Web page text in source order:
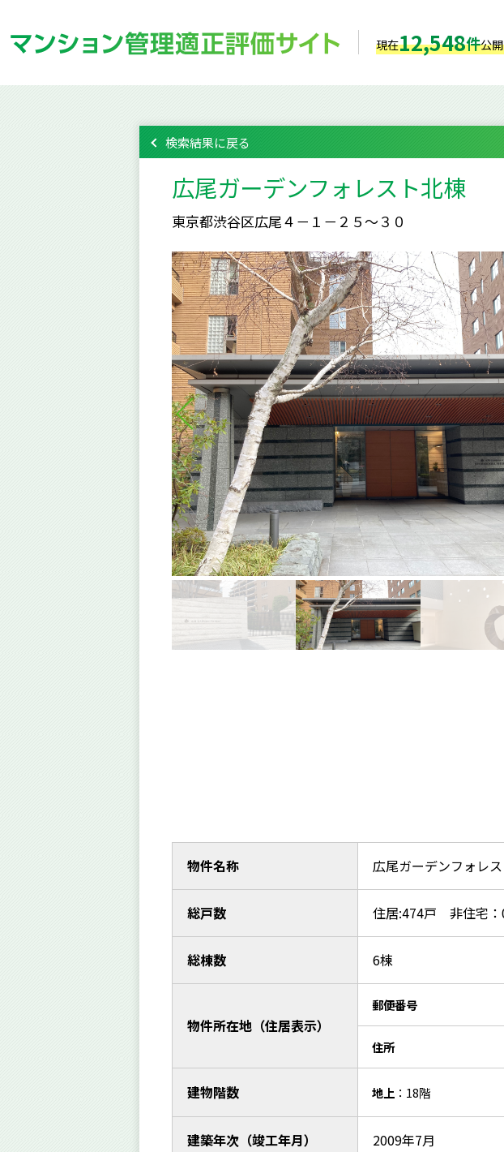
現在12,548件公
検索結果に戻る
広尾ガーデンフォレスト北棟
東京都渋谷区広尾４－１－２５～３０
物件名称 広尾ガーデンフォレ
総戸数 住居:474戸 非住宅
総棟数 6棟
物件所在地（住居表示）
郵便番号
住所
建物階数 地上：18階
建築年次（竣工年月） 2009年7月